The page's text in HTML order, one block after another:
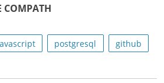
COMPATH
postgresql
github